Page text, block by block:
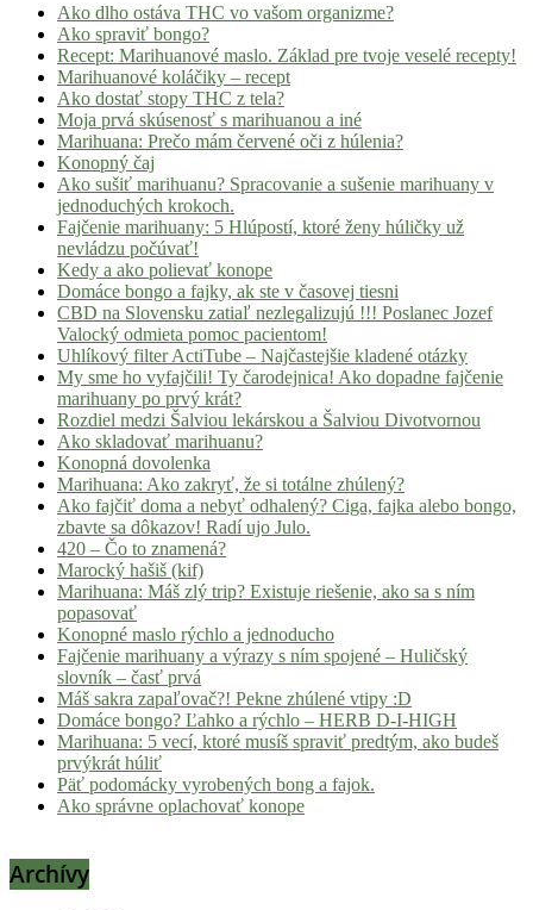
Ako dlho ostáva THC vo vašom organizme?
Ako spraviť bongo?
Recept: Marihuanové maslo. Základ pre tvoje veselé recepty!
Marihuanové koláčiky – recept
Ako dostať stopy THC z tela?
Moja prvá skúsenosť s marihuanou a iné
Marihuana: Prečo mám červené oči z húlenia?
Konopný čaj
Ako sušiť marihuanu? Spracovanie a sušenie marihuany v
jednoduchých krokoch.
Fajčenie marihuany: 5 Hlúpostí, ktoré ženy húličky už
nevládzu počúvať!
Kedy a ako polievať konope
Domáce bongo a fajky, ak ste v časovej tiesni
CBD na Slovensku zatiaľ nezlegalizujú !!! Poslanec Jozef
Valocký odmieta pomoc pacientom!
Uhlíkový filter ActiTube – Najčastejšie kladené otázky
My sme ho vyfajčili! Ty čarodejnica! Ako dopadne fajčenie
marihuany po prvý krát?
Rozdiel medzi Šalviou lekárskou a Šalviou Divotvornou
Ako skladovať marihuanu?
Konopná dovolenka
Marihuana: Ako zakryť, že si totálne zhúlený?
Ako fajčiť doma a nebyť odhalený? Ciga, fajka alebo bongo,
zbavte sa dôkazov! Radí ujo Julo.
420 – Čo to znamená?
Marocký hašiš (kif)
Marihuana: Máš zlý trip? Existuje riešenie, ako sa s ním
popasovať
Konopné maslo rýchlo a jednoducho
Fajčenie marihuany a výrazy s ním spojené – Huličský
slovník – časť prvá
Máš sakra zapaľovač?! Pekne zhúlené vtipy :D
Domáce bongo? Ľahko a rýchlo – HERB D-I-HIGH
Marihuana: 5 vecí, ktoré musíš spraviť predtým, ako budeš
prvýkrát húliť
Päť podomácky vyrobených bong a fajok.
Ako správne oplachovať konope
Archívy